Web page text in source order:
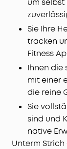
um
Sie Ihre
tracken
Fitness
Ihnen die
mit einer
die reine
Sie
sind und
native
Unterm